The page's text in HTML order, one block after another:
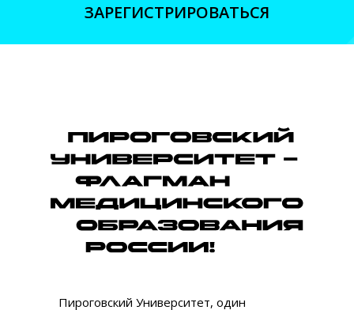
ЗАРЕГИСТРИРОВАТЬСЯ
Пироговский Университет, один